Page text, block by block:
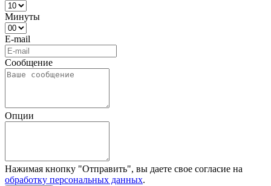
Минуты
E-mail
Сообщение
Опции
Нажимая кнопку "Отправить", вы даете свое согласие на
обработку персональных данных.